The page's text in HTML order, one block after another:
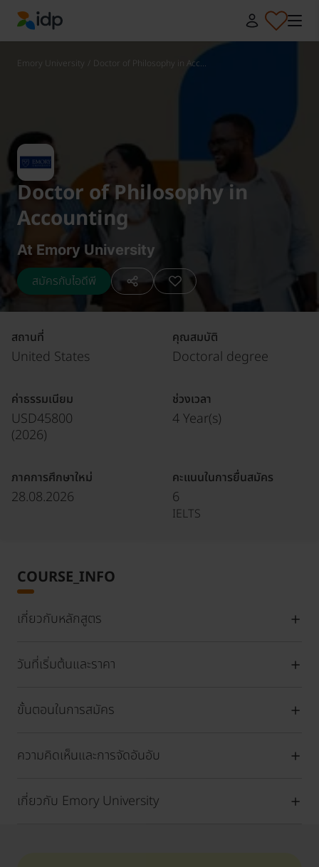
IDP Education
Emory University / Doctor of Philosophy in Acc...
Doctor of Philosophy in
Accounting
At Emory University
สมัครกับไอดีพี
สถานที่
United States
คุณสมบัติ
Doctoral degree
ค่าธรรมเนียม
USD45800
(2026)
ช่วงเวลา
4 Year(s)
ภาคการศึกษาใหม่
28.08.2026
คะแนนในการยื่นสมัคร
6
IELTS
COURSE_INFO
เกี่ยวกับหลักสูตร
วันที่เริ่มต้นและราคา
ขั้นตอนในการสมัคร
ความคิดเห็นและการจัดอันอับ
เกี่ยวกับ Emory University